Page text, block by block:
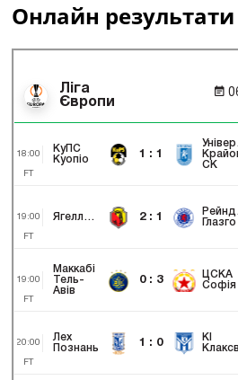
Онлайн результати